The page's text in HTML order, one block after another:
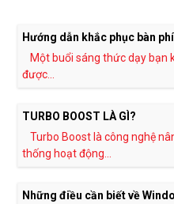
Hướng dẫn khắc phục bàn
Một buổi sáng thức dạy bạn
được...
TURBO BOOST LÀ GÌ?
Turbo Boost là công nghệ
thống hoạt động...
Những điều cần biết về